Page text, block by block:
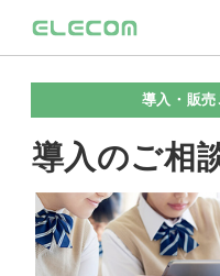
導入・販
導入のご相